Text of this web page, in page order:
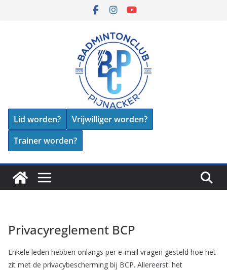
Lid worden?
Vrijwilliger worden?
Trainer worden?
Privacyreglement BCP
Enkele leden hebben onlangs per e-mail vragen gesteld hoe het
zit met de privacybescherming bij BCP. Allereerst: het